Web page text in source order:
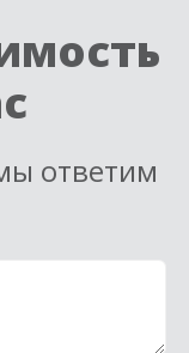
ответим